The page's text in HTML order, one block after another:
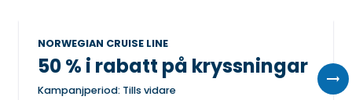
NORWEGIAN CRUISE LINE
50 % i rabatt på kryssningar
Kampanjperiod: Tills vidare